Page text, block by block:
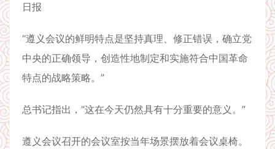
日报
“遵义会议的鲜明特点是坚持真理、修正错误，确立党
中央的正确领导，创造性地制定和实施符合中国革命
特点的战略策略。”
总书记指出，“这在今天仍然具有十分重要的意义。”
遵义会议召开的会议室按当年场景摆放着会议桌椅。